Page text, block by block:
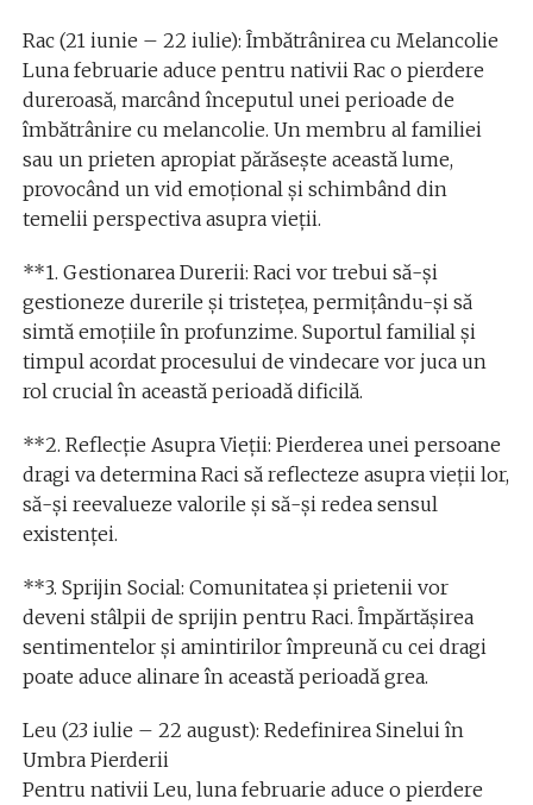
Rac (21 iunie – 22 iulie): Îmbătrânirea cu Melancolie
Luna februarie aduce pentru nativii Rac o pierdere
dureroasă, marcând începutul unei perioade de
îmbătrânire cu melancolie. Un membru al familiei
sau un prieten apropiat părăsește această lume,
provocând un vid emoțional și schimbând din
temelii perspectiva asupra vieții.
**1. Gestionarea Durerii: Raci vor trebui să-și
gestioneze durerile și tristețea, permițându-și să
simtă emoțiile în profunzime. Suportul familial și
timpul acordat procesului de vindecare vor juca un
rol crucial în această perioadă dificilă.
**2. Reflecție Asupra Vieții: Pierderea unei persoane
dragi va determina Raci să reflecteze asupra vieții lor,
să-și reevalueze valorile și să-și redea sensul
existenței.
**3. Sprijin Social: Comunitatea și prietenii vor
deveni stâlpii de sprijin pentru Raci. Împărtășirea
sentimentelor și amintirilor împreună cu cei dragi
poate aduce alinare în această perioadă grea.
Leu (23 iulie – 22 august): Redefinirea Sinelui în
Umbra Pierderii
Pentru nativii Leu, luna februarie aduce o pierdere